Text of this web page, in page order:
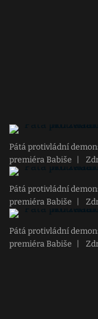
Pátá protivládní
premiéra Babiše
Pátá protivládní
premiéra Babiše
Pátá protivládní
premiéra Babiše